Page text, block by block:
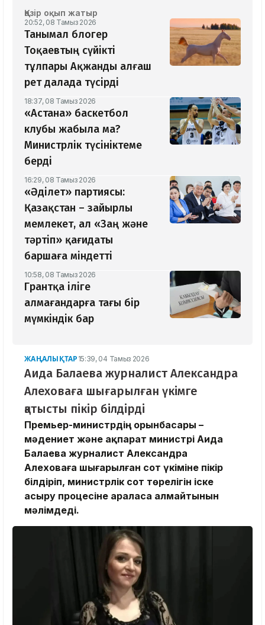
Қазір оқып жатыр
20:52, 08 Тамыз 2026
Танымал блогер
Тоқаевтың сүйікті
тұлпары Ақжанды алғаш
рет далада түсірді
18:37, 08 Тамыз 2026
«Астана» баскетбол
клубы жабыла ма?
Министрлік түсініктеме
берді
16:29, 08 Тамыз 2026
«Әділет» партиясы:
Қазақстан – зайырлы
мемлекет, ал «Заң және
тәртіп» қағидаты
баршаға міндетті
10:58, 08 Тамыз 2026
Грантқа іліге
алмағандарға тағы бір
мүмкіндік бар
ЖАҢАЛЫҚТАР 15:39, 04 Тамыз 2026
Аида Балаева журналист Александра
Алеховаға шығарылған үкімге
қатысты пікір білдірді
Премьер-министрдің орынбасары –
мәдениет және ақпарат министрі Аида
Балаева журналист Александра
Алеховаға шығарылған сот үкіміне пікір
білдіріп, министрлік сот төрелігін іске
асыру процесіне араласа алмайтынын
мәлімдеді.